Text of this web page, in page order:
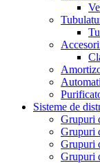
Sisteme de
Grupuri
Grupuri
Grupuri
Grupuri